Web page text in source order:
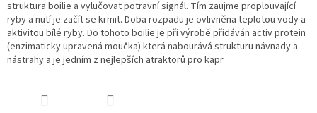
struktura boilie a vylučovat potravní signál. Tím zaujme proplouvající
ryby a nutí je začít se krmit. Doba rozpadu je ovlivněna teplotou vody a
aktivitou bílé ryby. Do tohoto boilie je při výrobě přidáván activ protein
(enzimaticky upravená moučka) která nabourává strukturu návnady a
nástrahy a je jedním z nejlepších atraktorů pro kapr